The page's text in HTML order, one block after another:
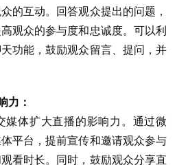
的互动。回答观众提出的问题，
观众的参与度和忠诚度。可以利
功能，鼓励观众留言、提问，并
力：
媒体扩大直播的影响力。通过微
平台，提前宣传和邀请观众参与
看时长。同时，鼓励观众分享直